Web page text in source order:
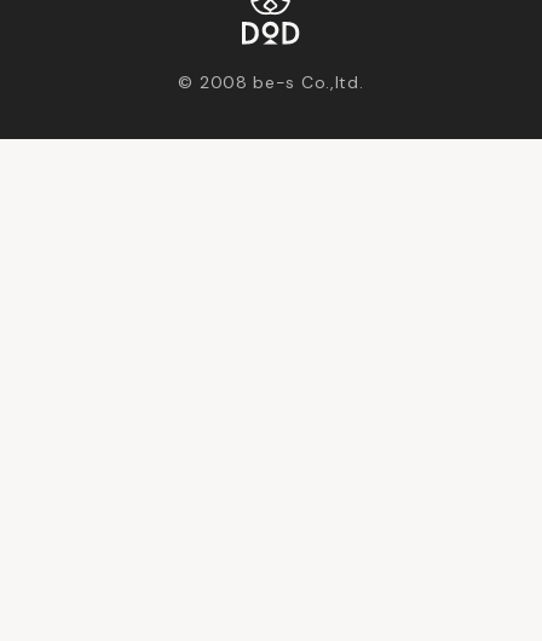
© 2008 be-s Co.,ltd.